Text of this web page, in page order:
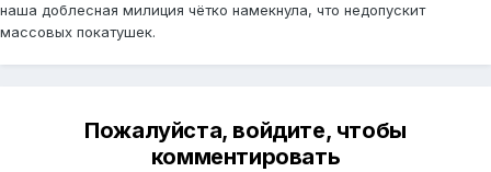
наша доблесная милиция чётко намекнула, что недопускит
массовых покатушек.
Пожалуйста, войдите, чтобы
комментировать